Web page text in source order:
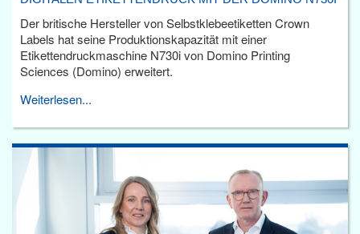
Der britische Hersteller von Selbstklebeetiketten Crown
Labels hat seine Produktionskapazität mit einer
Etikettendruckmaschine N730i von Domino Printing
Sciences (Domino) erweitert.
Weiterlesen...